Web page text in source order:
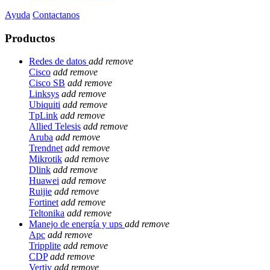
Ayuda Contactanos
Productos
Redes de datos add remove
Cisco add remove
Cisco SB add remove
Linksys add remove
Ubiquiti add remove
TpLink add remove
Allied Telesis add remove
Aruba add remove
Trendnet add remove
Mikrotik add remove
Dlink add remove
Huawei add remove
Ruijie add remove
Fortinet add remove
Teltonika add remove
Manejo de energía y ups add remove
Apc add remove
Tripplite add remove
CDP add remove
Vertiv add remove